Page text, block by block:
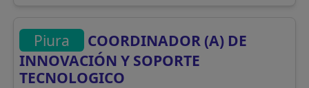
Piura
COORDINADOR (A) DE
INNOVACIÓN Y SOPORTE
TECNOLOGICO